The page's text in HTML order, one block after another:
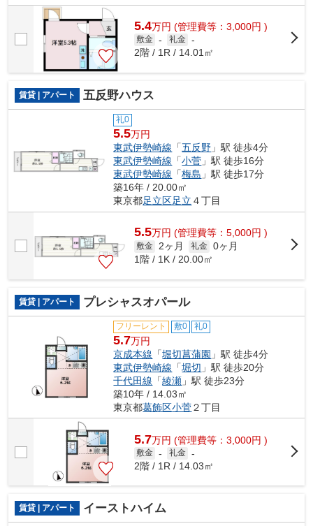
5.4万円 (管理費等：3,000円 )
敷金 - 礼金 -
2階 / 1R / 14.01㎡
賃貸 | アパート 五反野ハウス
礼0
5.5万円
東武伊勢崎線 「五反野 」駅 徒歩4分
東武伊勢崎線 「小菅 」駅 徒歩16分
東武伊勢崎線 「梅島 」駅 徒歩17分
築16年 / 20.00㎡
東京都足立区足立 ４丁目
5.5万円 (管理費等：5,000円 )
敷金 2ヶ月 礼金 0ヶ月
1階 / 1K / 20.00㎡
賃貸 | アパート プレシャスオパール
フリーレント 敷0 礼0
5.7万円
京成本線 「堀切菖蒲園 」駅 徒歩4分
東武伊勢崎線 「堀切 」駅 徒歩20分
千代田線 「綾瀬 」駅 徒歩23分
築10年 / 14.03㎡
東京都葛飾区小菅２丁目
5.7万円 (管理費等：3,000円 )
敷金 - 礼金 -
2階 / 1R / 14.03㎡
賃貸 | アパート イーストハイム